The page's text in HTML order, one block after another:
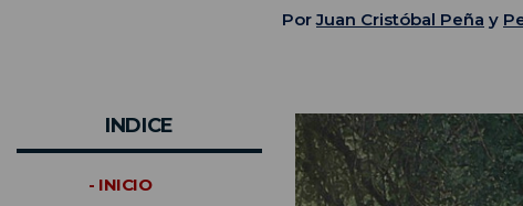
PorJuan Cristóbal Peña y
INDICE
- INICIO